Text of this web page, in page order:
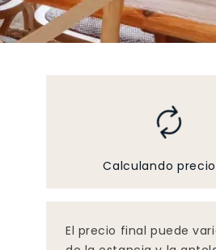
Calculando
El precio final puede